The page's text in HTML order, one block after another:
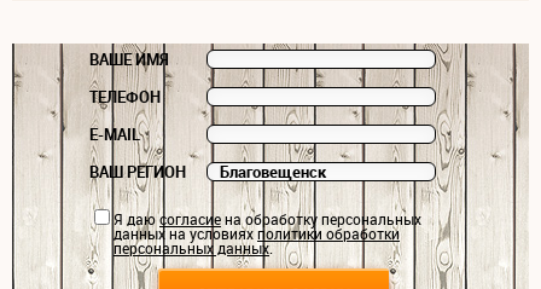
ВАШЕ ИМЯ
ТЕЛЕФОН
E-MAIL
ВАШ РЕГИОН
Я даюсогласиена обработку персональных
данных на условияхполитики обработки
персональных данных.